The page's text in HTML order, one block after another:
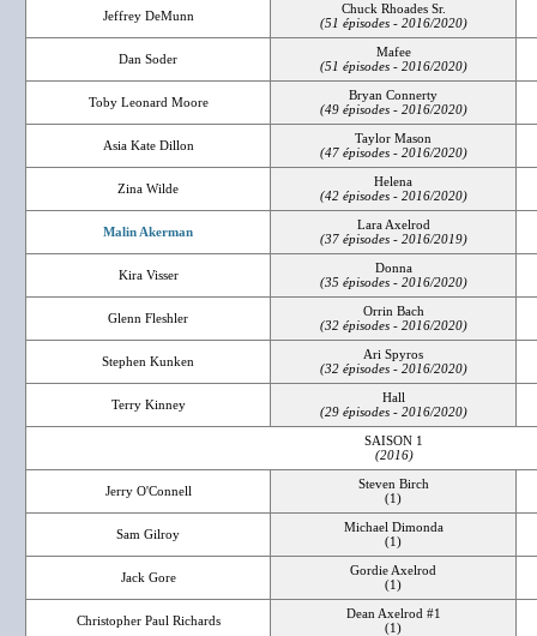
Jeffrey DeMunn
Chuck Rhoades Sr.
(51 épisodes - 2016/2020)
Dan Soder
Mafee
(51 épisodes - 2016/2020)
Toby Leonard Moore
Bryan Connerty
(49 épisodes - 2016/2020)
Asia Kate Dillon
Taylor Mason
(47 épisodes - 2016/2020)
Zina Wilde
Helena
(42 épisodes - 2016/2020)
Malin Akerman
Lara Axelrod
(37 épisodes - 2016/2019)
Kira Visser
Donna
(35 épisodes - 2016/2020)
Glenn Fleshler
Orrin Bach
(32 épisodes - 2016/2020)
Stephen Kunken
Ari Spyros
(32 épisodes - 2016/2020)
Terry Kinney
Hall
(29 épisodes - 2016/2020)
SAISON 1
(2016)
Jerry O'Connell
Steven Birch
(1)
Sam Gilroy
Michael Dimonda
(1)
Jack Gore
Gordie Axelrod
(1)
Christopher Paul Richards
Dean Axelrod #1
(1)